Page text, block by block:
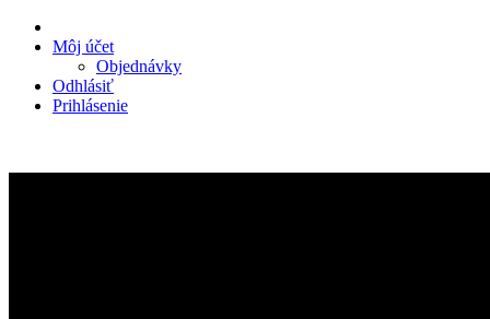
Môj účet
Objednávky
Odhlásiť
Prihlásenie